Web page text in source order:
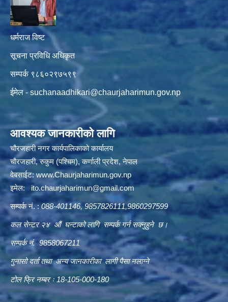
धर्मराज विष्ट
सूचना प्रविधि अधिकृत
सम्पर्क ९८६०२९७५९९
ईमेल -suchanaadhikari@chaurjaharimun.gov.np
आवश्यक जानकारीको लागि
चौरजहारी नगर कार्यपालिकाको कार्यालय
चौरजहारी, रुकुम (पश्चिम), कर्णाली प्रदेश, नेपाल
वेबसाईट:www.Chaurjaharimun.gov.np
इमेल: ito.chaurjaharimun@gmail.com
सम्पर्क नं. :088-401146, 9857826111,9860297599
कल सेन्टर २४ औं घन्टाको लागि सम्पर्क गर्न सक्नुहुने छ।
सम्पर्क नं. 9858067211
गुनासो दर्ता तथा अन्य जानकारीका लागी पैसा नलाग्ने
टोल फ्रि नम्बर ः 18-105-000-180